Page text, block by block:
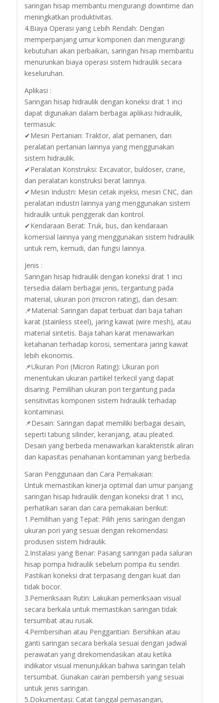
saringan hisap membantu mengurangi downtime dan
meningkatkan produktivitas.
4.Biaya Operasi yang Lebih Rendah: Dengan
memperpanjang umur komponen dan mengurangi
kebutuhan akan perbaikan, saringan hisap membantu
menurunkan biaya operasi sistem hidraulik secara
keseluruhan.
Aplikasi :
Saringan hisap hidraulik dengan koneksi drat 1 inci
dapat digunakan dalam berbagai aplikasi hidraulik,
termasuk:
✔Mesin Pertanian: Traktor, alat pemanen, dan
peralatan pertanian lainnya yang menggunakan
sistem hidraulik.
✔Peralatan Konstruksi: Excavator, buldoser, crane,
dan peralatan konstruksi berat lainnya.
✔Mesin Industri: Mesin cetak injeksi, mesin CNC, dan
peralatan industri lainnya yang menggunakan sistem
hidraulik untuk penggerak dan kontrol.
✔Kendaraan Berat: Truk, bus, dan kendaraan
komersial lainnya yang menggunakan sistem hidraulik
untuk rem, kemudi, dan fungsi lainnya.
Jenis :
Saringan hisap hidraulik dengan koneksi drat 1 inci
tersedia dalam berbagai jenis, tergantung pada
material, ukuran pori (micron rating), dan desain:
📌Material: Saringan dapat terbuat dari baja tahan
karat (stainless steel), jaring kawat (wire mesh), atau
material sintetis. Baja tahan karat menawarkan
ketahanan terhadap korosi, sementara jaring kawat
lebih ekonomis.
📌Ukuran Pori (Micron Rating): Ukuran pori
menentukan ukuran partikel terkecil yang dapat
disaring. Pemilihan ukuran pori tergantung pada
sensitivitas komponen sistem hidraulik terhadap
kontaminasi.
📌Desain: Saringan dapat memiliki berbagai desain,
seperti tabung silinder, keranjang, atau pleated.
Desain yang berbeda menawarkan karakteristik aliran
dan kapasitas penahanan kontaminan yang berbeda.
Saran Penggunaan dan Cara Pemakaian:
Untuk memastikan kinerja optimal dan umur panjang
saringan hisap hidraulik dengan koneksi drat 1 inci,
perhatikan saran dan cara pemakaian berikut:
1.Pemilihan yang Tepat: Pilih jenis saringan dengan
ukuran pori yang sesuai dengan rekomendasi
produsen sistem hidraulik.
2.Instalasi yang Benar: Pasang saringan pada saluran
hisap pompa hidraulik sebelum pompa itu sendiri.
Pastikan koneksi drat terpasang dengan kuat dan
tidak bocor.
3.Pemeriksaan Rutin: Lakukan pemeriksaan visual
secara berkala untuk memastikan saringan tidak
tersumbat atau rusak.
4.Pembersihan atau Penggantian: Bersihkan atau
ganti saringan secara berkala sesuai dengan jadwal
perawatan yang direkomendasikan atau ketika
indikator visual menunjukkan bahwa saringan telah
tersumbat. Gunakan cairan pembersih yang sesuai
untuk jenis saringan.
5.Dokumentasi: Catat tanggal pemasangan,